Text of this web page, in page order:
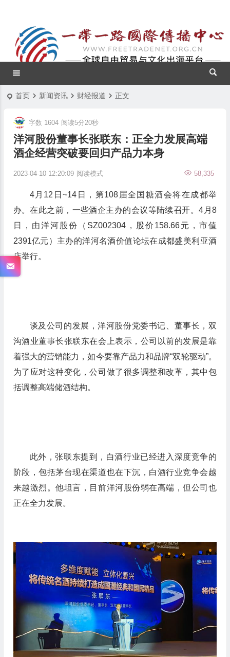
首页 新闻资讯 财经报道 正文
洋河股份董事长张联东：正全力发展高端
酒企经营突破要回归产品力本身
2023-04-10 12:20:09 58,335
字数 1604 阅读5分20秒
阅读模式
4月12日~14日，第108届全国糖酒会将在成都举
办。在此之前，一些酒企主办的会议等陆续召开。4月8
日，由洋河股份（SZ002304，股价158.66元，市值
2391亿元）主办的洋河名酒价值论坛在成都盛美利亚酒
店举行。
谈及公司的发展，洋河股份党委书记、董事长，双
沟酒业董事长张联东在会上表示，公司以前的发展是靠
着强大的营销能力，如今要靠产品力和品牌“双轮驱动”。
为了应对这种变化，公司做了很多调整和改革，其中包
括调整高端储酒结构。
此外，张联东提到，白酒行业已经进入深度竞争的
阶段，包括茅台现在渠道也在下沉，白酒行业竞争会越
来越激烈。他坦言，目前洋河股份弱在高端，但公司也
正在全力发展。